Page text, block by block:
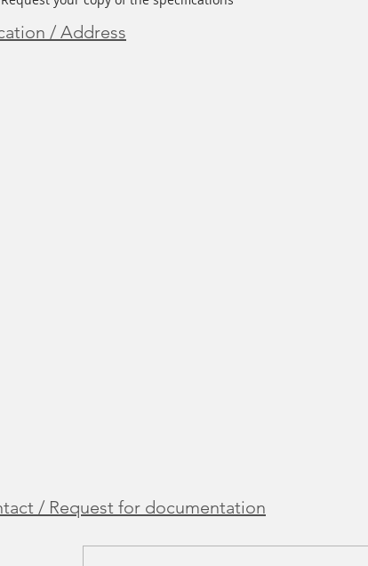
/ Address
/ Request for documentation